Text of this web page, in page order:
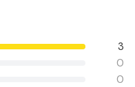
3
0
0